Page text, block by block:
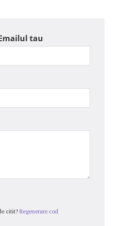
tau
citit? Regenerare cod